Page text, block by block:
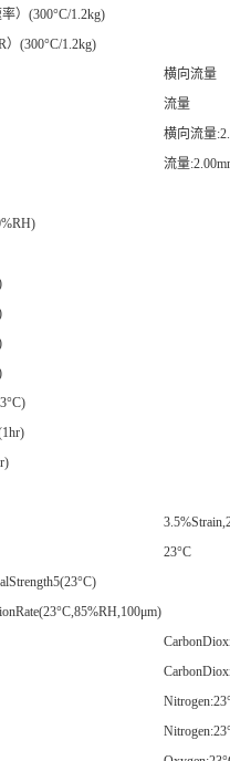
）(300°C/1.2kg)
(300°C/1.2kg)
横向流量
流量
横向流量
流量
23°C